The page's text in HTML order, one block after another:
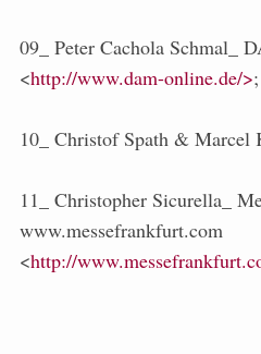
09_ Peter Cachola Schmal_
<http://www.dam-online.de/>;
10_ Christof Spath & Marcel
11_ Christopher Sicurella_
www.messefrankfurt.com
<http://